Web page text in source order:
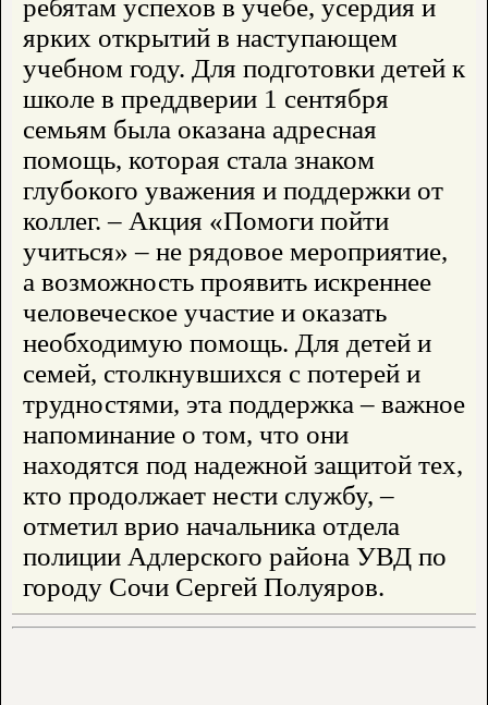
ребятам успехов в учебе, усердия и
ярких открытий в наступающем
учебном году. Для подготовки детей к
школе в преддверии 1 сентября
семьям была оказана адресная
помощь, которая стала знаком
глубокого уважения и поддержки от
коллег. – Акция «Помоги пойти
учиться» – не рядовое мероприятие,
а возможность проявить искреннее
человеческое участие и оказать
необходимую помощь. Для детей и
семей, столкнувшихся с потерей и
трудностями, эта поддержка – важное
напоминание о том, что они
находятся под надежной защитой тех,
кто продолжает нести службу, –
отметил врио начальника отдела
полиции Адлерского района УВД по
городу Сочи Сергей Полуяров.